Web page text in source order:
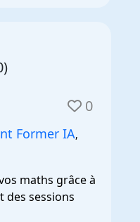
0
Former IA,
maths grâce à
des sessions